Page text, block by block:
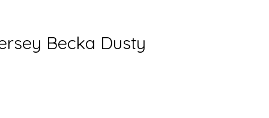
Becka Dusty